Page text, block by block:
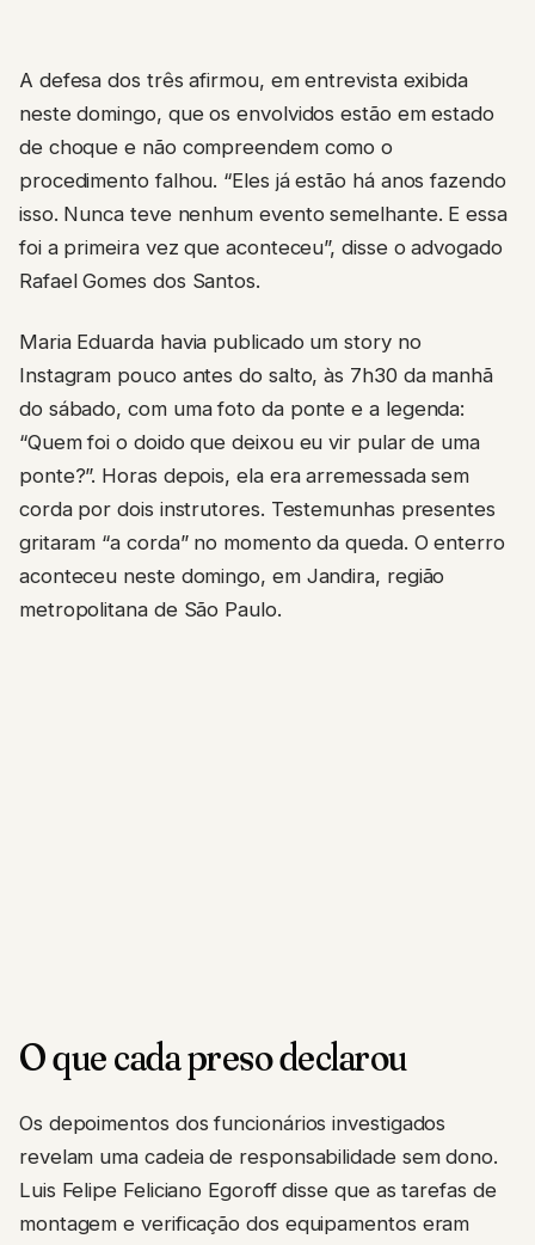
A defesa dos três afirmou, em entrevista exibida
neste domingo, que os envolvidos estão em estado
de choque e não compreendem como o
procedimento falhou. “Eles já estão há anos fazendo
isso. Nunca teve nenhum evento semelhante. E essa
foi a primeira vez que aconteceu”, disse o advogado
Rafael Gomes dos Santos.
Maria Eduarda havia publicado um story no
Instagram pouco antes do salto, às 7h30 da manhã
do sábado, com uma foto da ponte e a legenda:
“Quem foi o doido que deixou eu vir pular de uma
ponte?”. Horas depois, ela era arremessada sem
corda por dois instrutores. Testemunhas presentes
gritaram “a corda” no momento da queda. O enterro
aconteceu neste domingo, em Jandira, região
metropolitana de São Paulo.
O que cada preso declarou
Os depoimentos dos funcionários investigados
revelam uma cadeia de responsabilidade sem dono.
Luis Felipe Feliciano Egoroff disse que as tarefas de
montagem e verificação dos equipamentos eram